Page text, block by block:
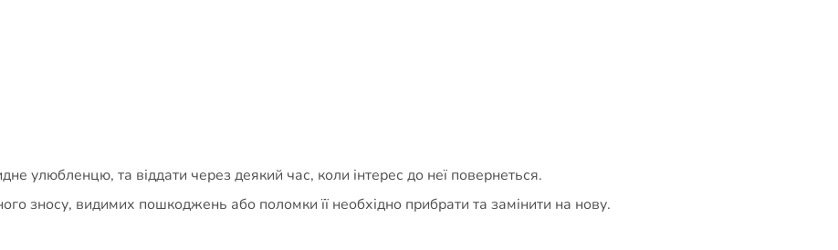
улюбленцю, та віддати через деякий час, коли інтерес до неї повернеться.
зносу, видимих пошкоджень або поломки її необхідно прибрати та замінити на нову.